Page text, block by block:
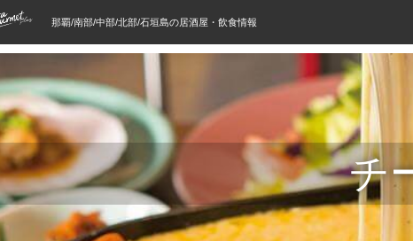
那覇/南部/中部/北部/石垣島の居酒屋・飲食情報
チ